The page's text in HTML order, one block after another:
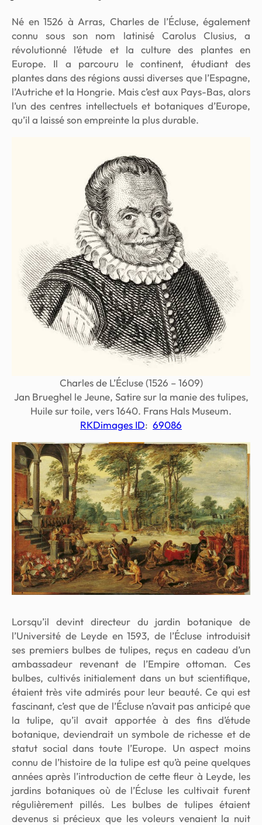
Né en 1526 à Arras, Charles de l’Écluse, également
connu sous son nom latinisé Carolus Clusius, a
révolutionné l’étude et la culture des plantes en
Europe. Il a parcouru le continent, étudiant des
plantes dans des régions aussi diverses que l’Espagne,
l’Autriche et la Hongrie. Mais c’est aux Pays-Bas, alors
l’un des centres intellectuels et botaniques d’Europe,
qu’il a laissé son empreinte la plus durable.
Charles de L’Écluse (1526 – 1609)
Jan Brueghel le Jeune, Satire sur la manie des tulipes,
Huile sur toile, vers 1640. Frans Hals Museum.
RKDimages ID: 69086
Lorsqu’il devint directeur du jardin botanique de
l’Université de Leyde en 1593, de l’Écluse introduisit
ses premiers bulbes de tulipes, reçus en cadeau d’un
ambassadeur revenant de l’Empire ottoman. Ces
bulbes, cultivés initialement dans un but scientifique,
étaient très vite admirés pour leur beauté. Ce qui est
fascinant, c’est que de l’Écluse n’avait pas anticipé que
la tulipe, qu’il avait apportée à des fins d’étude
botanique, deviendrait un symbole de richesse et de
statut social dans toute l’Europe. Un aspect moins
connu de l’histoire de la tulipe est qu’à peine quelques
années après l’introduction de cette fleur à Leyde, les
jardins botaniques où de l’Écluse les cultivait furent
régulièrement pillés. Les bulbes de tulipes étaient
devenus si précieux que les voleurs venaient la nuit